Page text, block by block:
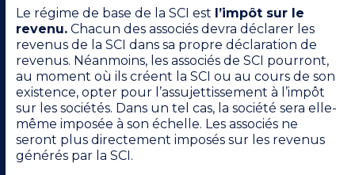
Le régime de base de la SCI est l’impôt sur le
revenu. Chacun des associés devra déclarer les
revenus de la SCI dans sa propre déclaration de
revenus. Néanmoins, les associés de SCI pourront,
au moment où ils créent la SCI ou au cours de son
existence, opter pour l’assujettissement à l’impôt
sur les sociétés. Dans un tel cas, la société sera elle-
même imposée à son échelle. Les associés ne
seront plus directement imposés sur les revenus
générés par la SCI.